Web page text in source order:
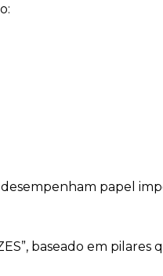
papel
baseado em